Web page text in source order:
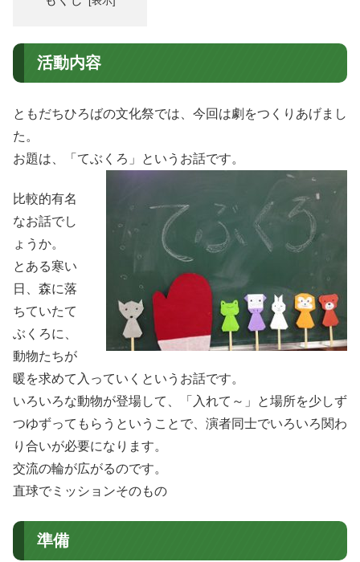
活動内容
ともだちひろばの文化祭では、今回は劇をつくりあげまし
た。
お題は、「てぶくろ」というお話です。
比較的有名
なお話でし
ょうか。
とある寒い
日、森に落
ちていたて
ぶくろに、
動物たちが
暖を求めて入っていくというお話です。
いろいろな動物が登場して、「入れて～」と場所を少しず
つゆずってもらうということで、演者同士でいろいろ関わ
り合いが必要になります。
交流の輪が広がるのです。
直球でミッションそのもの
準備